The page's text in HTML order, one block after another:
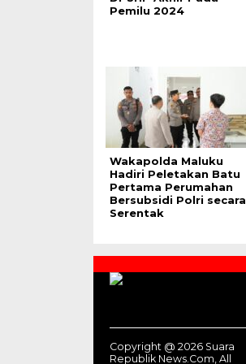
Pemilu 2024
Wakapolda Maluku
Hadiri Peletakan Batu
Pertama Perumahan
Bersubsidi Polri secara
Serentak
Copyright @ 2026 Suara
Republik News.Com, All